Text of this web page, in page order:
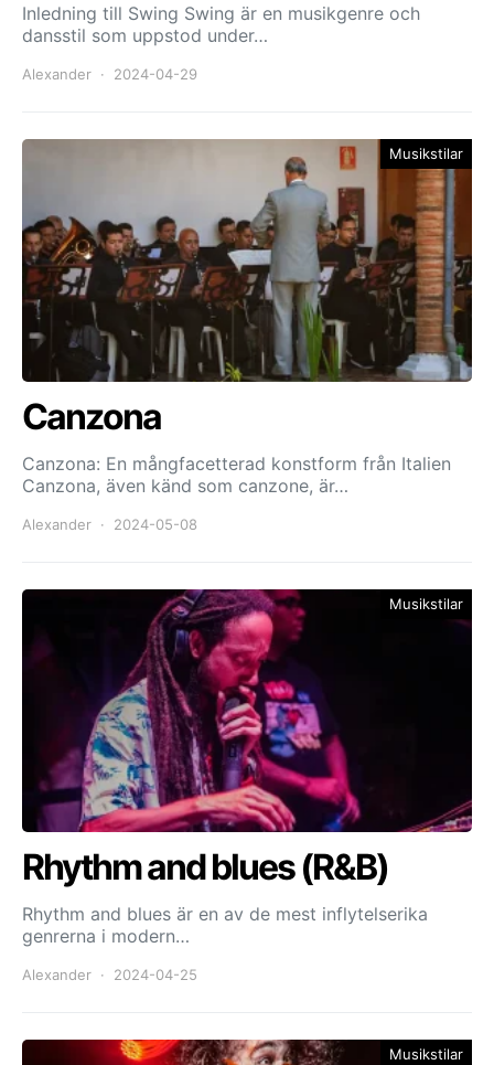
Inledning till Swing Swing är en musikgenre och
dansstil som uppstod under…
Alexander 2024-04-29
Musikstilar
Canzona
Canzona: En mångfacetterad konstform från Italien
Canzona, även känd som canzone, är…
Alexander 2024-05-08
Musikstilar
Rhythm and blues (R&B)
Rhythm and blues är en av de mest inflytelserika
genrerna i modern…
Alexander 2024-04-25
Musikstilar